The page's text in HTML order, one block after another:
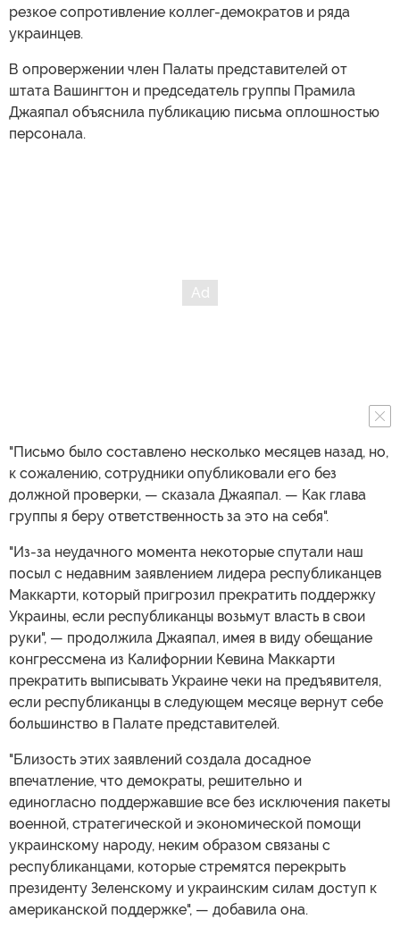
резкое сопротивление коллег-демократов и ряда
украинцев.
В опровержении член Палаты представителей от
штата Вашингтон и председатель группы Прамила
Джаяпал объяснила публикацию письма оплошностью
персонала.
"Письмо было составлено несколько месяцев назад, но,
к сожалению, сотрудники опубликовали его без
должной проверки, — сказала Джаяпал. — Как глава
группы я беру ответственность за это на себя".
"Из-за неудачного момента некоторые спутали наш
посыл с недавним заявлением лидера республиканцев
Маккарти, который пригрозил прекратить поддержку
Украины, если республиканцы возьмут власть в свои
руки", — продолжила Джаяпал, имея в виду обещание
конгрессмена из Калифорнии Кевина Маккарти
прекратить выписывать Украине чеки на предъявителя,
если республиканцы в следующем месяце вернут себе
большинство в Палате представителей.
"Близость этих заявлений создала досадное
впечатление, что демократы, решительно и
единогласно поддержавшие все без исключения пакеты
военной, стратегической и экономической помощи
украинскому народу, неким образом связаны с
республиканцами, которые стремятся перекрыть
президенту Зеленскому и украинским силам доступ к
американской поддержке", — добавила она.